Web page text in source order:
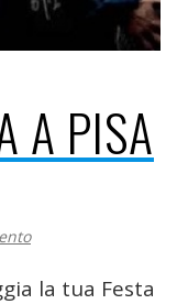
A PISA
la tua Festa